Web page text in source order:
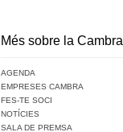
Més sobre la Cambra
AGENDA
EMPRESES CAMBRA
FES-TE SOCI
NOTÍCIES
SALA DE PREMSA